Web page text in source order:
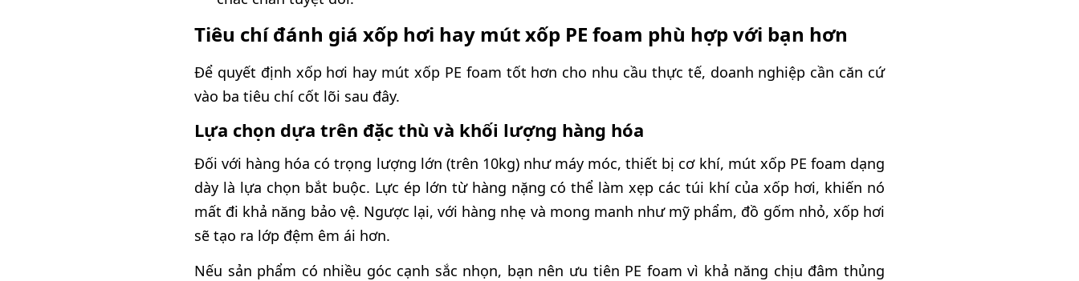
Tiêu chí đánh giá xốp hơi hay mút xốp PE foam phù hợp với bạn hơn
Để quyết định xốp hơi hay mút xốp PE foam tốt hơn cho nhu cầu thực tế, doanh nghiệp cần căn cứ
vào ba tiêu chí cốt lõi sau đây.
Lựa chọn dựa trên đặc thù và khối lượng hàng hóa
Đối với hàng hóa có trọng lượng lớn (trên 10kg) như máy móc, thiết bị cơ khí, mút xốp PE foam dạng
dày là lựa chọn bắt buộc. Lực ép lớn từ hàng nặng có thể làm xẹp các túi khí của xốp hơi, khiến nó
mất đi khả năng bảo vệ. Ngược lại, với hàng nhẹ và mong manh như mỹ phẩm, đồ gốm nhỏ, xốp hơi
sẽ tạo ra lớp đệm êm ái hơn.
Nếu sản phẩm có nhiều góc cạnh sắc nhọn, bạn nên ưu tiên PE foam vì khả năng chịu đâm thủng